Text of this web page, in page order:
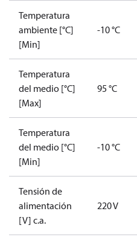
Temperatura
ambiente [°C]
[Min]
-10 °C
Temperatura
del medio [°C]
[Max]
95 °C
Temperatura
del medio [°C]
[Min]
-10 °C
Tensión de
alimentación
[V] c.a.
220 V